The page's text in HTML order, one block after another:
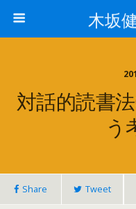
木坂
対話的読書
う
Share Tweet